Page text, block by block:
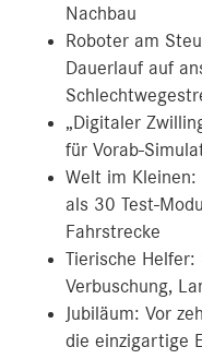
Nachbau
Roboter am
Dauerlauf auf
„Digitaler
für Vorab-
Welt im
als 30 Test-
Fahrstrecke
Tierische Helfer:
Verbuschung,
Jubiläum: Vor
die einzigartige